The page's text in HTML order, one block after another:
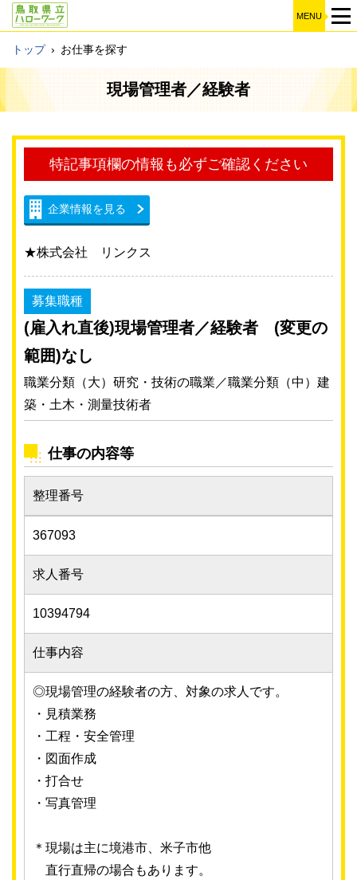
MENU
トップ › お仕事を探す
現場管理者／経験者
特記事項欄の情報も必ずご確認ください
企業情報を見る
★株式会社 リンクス
募集職種
(雇入れ直後)現場管理者／経験者 (変更の
範囲)なし
職業分類（大）研究・技術の職業／職業分類（中）建
築・土木・測量技術者
仕事の内容等
整理番号
367093
求人番号
10394794
仕事内容
◎現場管理の経験者の方、対象の求人です。
・見積業務
・工程・安全管理
・図面作成
・打合せ
・写真管理
＊現場は主に境港市、米子市他
直行直帰の場合もあります。